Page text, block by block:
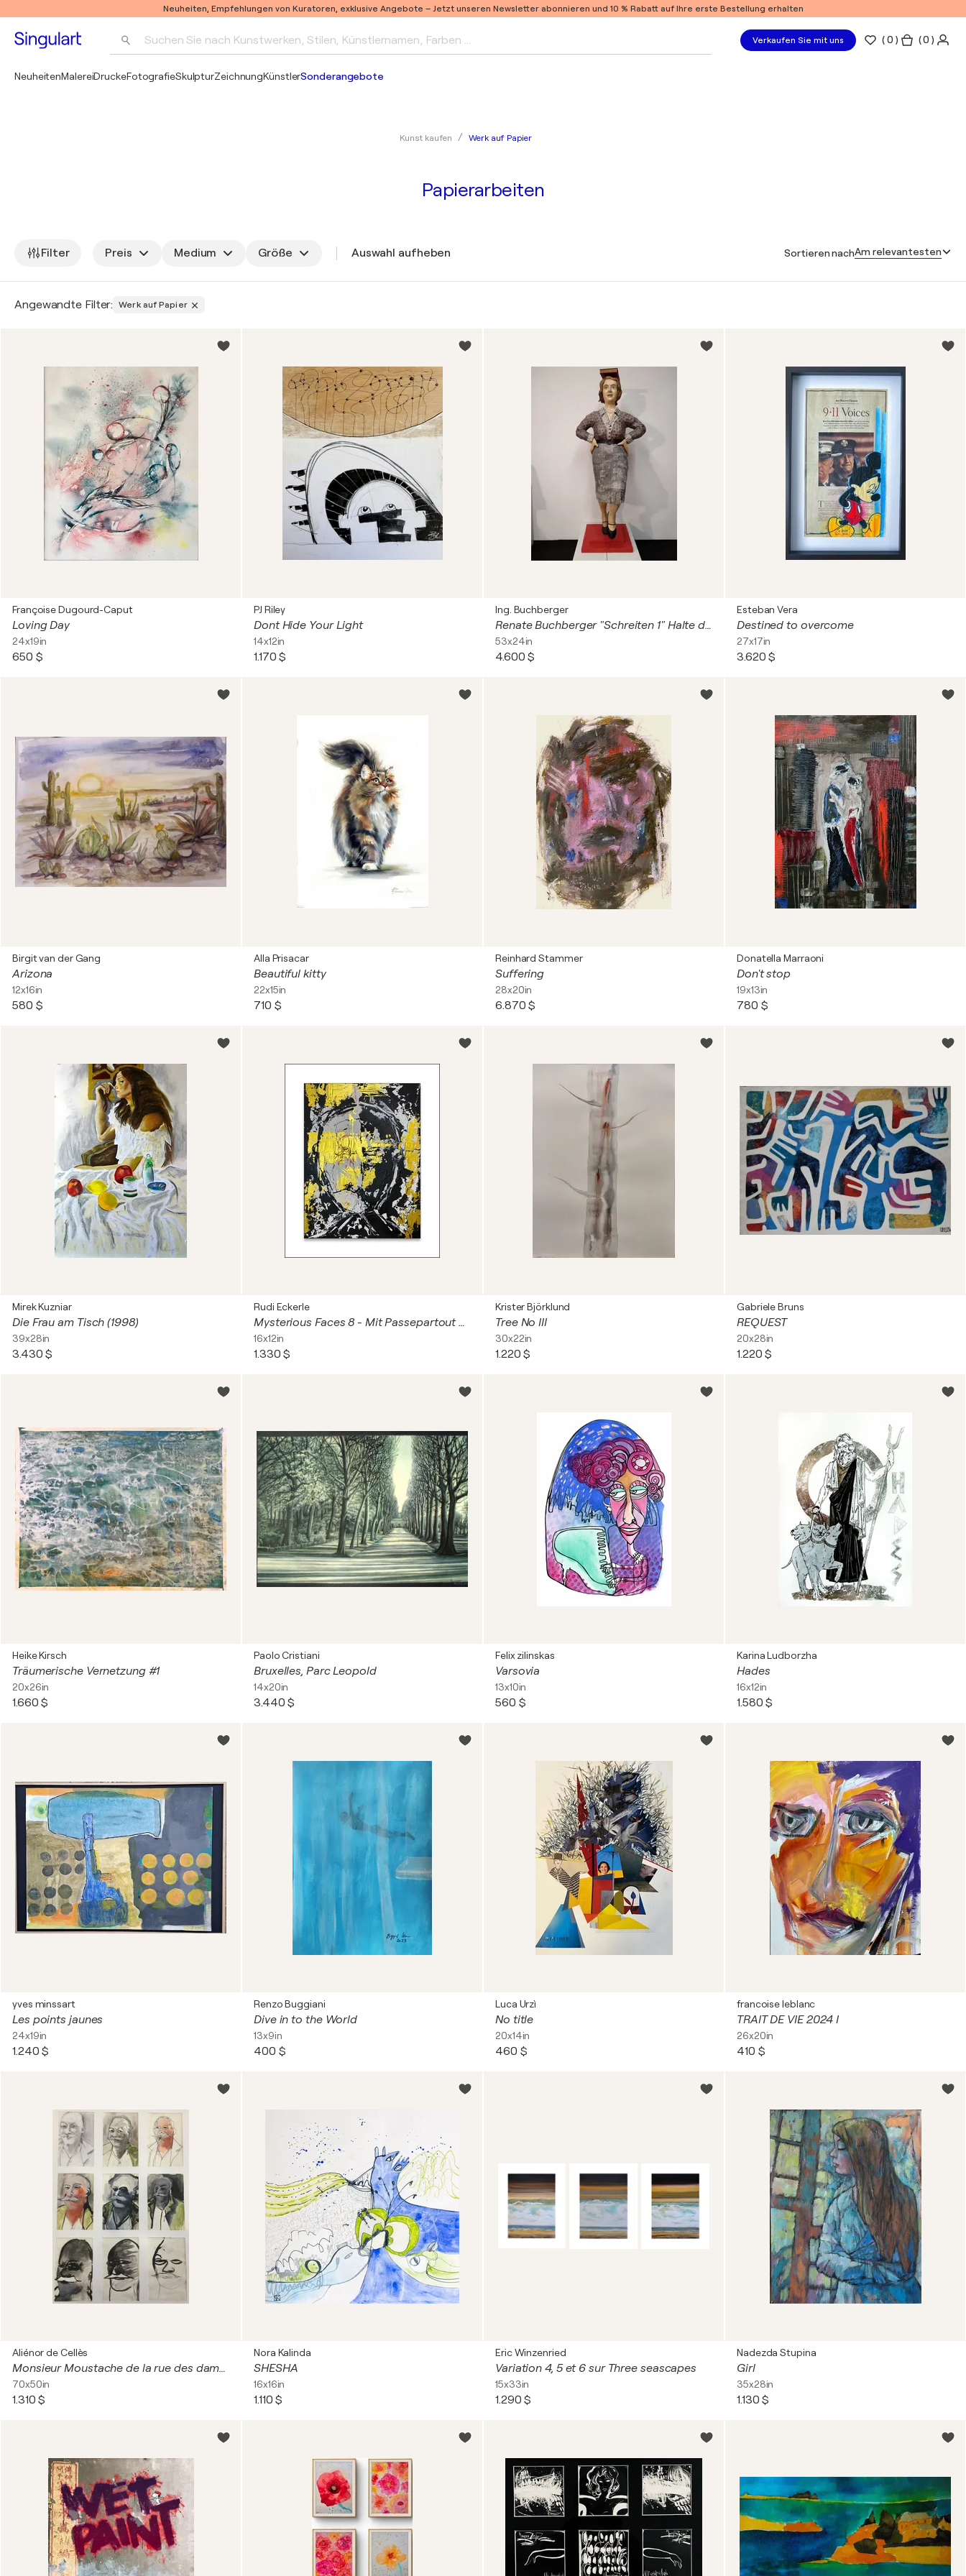
Neuheiten, Empfehlungen von Kuratoren, exklusive Angebote – Jetzt unseren Newsletter abonnieren und 10 % Rabatt auf Ihre erste Bestellung erhalten
Suchen Sie nach Kunstwerken, Stilen, Künstlernamen, Farben … Verkaufen Sie mit uns (0 ) ( 0 )
NeuheitenMalereiDruckeFotografieSkulpturZeichnungKünstlerSonderangebote
Kunst kaufen Werk auf Papier
Papierarbeiten
Filter Preis Medium Größe Auswahl aufheben Sortieren nachAm relevantesten
Angewandte Filter: Werk auf Papier
Françoise Dugourd-Caput
Loving Day
24x19in
650 $
PJ Riley
Dont Hide Your Light
14x12in
1.170 $
Ing. Buchberger
Renate Buchberger "Schreiten 1" Halte dich aufrecht!
53x24in
4.600 $
Esteban Vera
Destined to overcome
27x17in
3.620 $
Birgit van der Gang
Arizona
12x16in
580 $
Alla Prisacar
Beautiful kitty
22x15in
710 $
Reinhard Stammer
Suffering
28x20in
6.870 $
Donatella Marraoni
Don't stop
19x13in
780 $
Mirek Kuzniar
Die Frau am Tisch (1998)
39x28in
3.430 $
Rudi Eckerle
Mysterious Faces 8 - Mit Passepartout 50 x 40 cm
16x12in
1.330 $
Krister Björklund
Tree No III
30x22in
1.220 $
Gabriele Bruns
REQUEST
20x28in
1.220 $
Heike Kirsch
Träumerische Vernetzung #1
20x26in
1.660 $
Paolo Cristiani
Bruxelles, Parc Leopold
14x20in
3.440 $
Felix zilinskas
Varsovia
13x10in
560 $
Karina Ludborzha
Hades
16x12in
1.580 $
yves minssart
Les points jaunes
24x19in
1.240 $
Renzo Buggiani
Dive in to the World
13x9in
400 $
Luca Urzì
No title
20x14in
460 $
francoise leblanc
TRAIT DE VIE 2024 I
26x20in
410 $
Aliénor de Cellès
Monsieur Moustache de la rue des dames
70x50in
1.310 $
Nora Kalinda
SHESHA
16x16in
1.110 $
Eric Winzenried
Variation 4, 5 et 6 sur Three seascapes
15x33in
1.290 $
Nadezda Stupina
Girl
35x28in
1.130 $